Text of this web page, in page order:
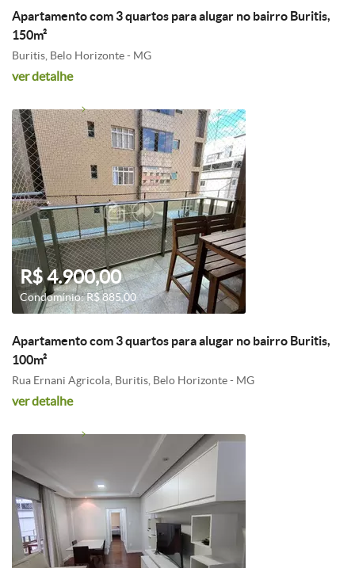
Apartamento com 3 quartos para alugar no bairro Buritis,
150m²
Buritis, Belo Horizonte - MG
ver detalhe
R$ 4.900,00
Condomínio: R$ 885,00
Apartamento com 3 quartos para alugar no bairro Buritis,
100m²
Rua Ernani Agricola, Buritis, Belo Horizonte - MG
ver detalhe